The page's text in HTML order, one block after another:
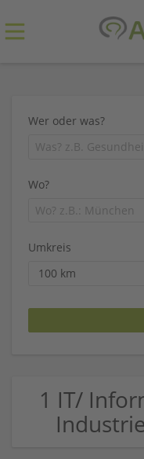
Wer oder was?
Wo?
Umkreis
1 IT/